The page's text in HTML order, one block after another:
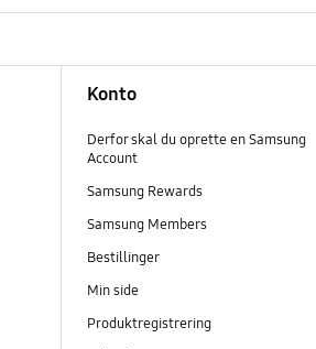
Konto
Derfor skal du oprette en Samsung
Account
Samsung Rewards
Samsung Members
Bestillinger
Min side
Produktregistrering